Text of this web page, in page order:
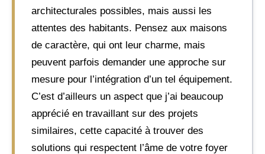
architecturales possibles, mais aussi les
attentes des habitants. Pensez aux maisons
de caractère, qui ont leur charme, mais
peuvent parfois demander une approche sur
mesure pour l’intégration d’un tel équipement.
C’est d’ailleurs un aspect que j’ai beaucoup
apprécié en travaillant sur des projets
similaires, cette capacité à trouver des
solutions qui respectent l’âme de votre foyer